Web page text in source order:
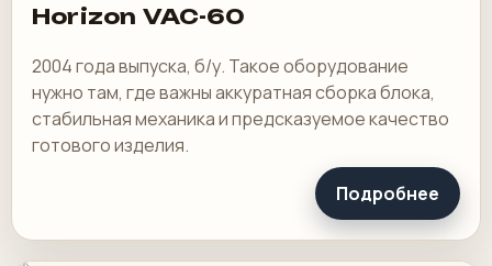
Horizon VAC-60
2004 года выпуска, б/у. Такое оборудование
нужно там, где важны аккуратная сборка блока,
стабильная механика и предсказуемое качество
готового изделия.
Подробнее